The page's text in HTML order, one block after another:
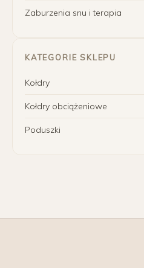
Zaburzenia snu i terapia
KATEGORIE SKLEPU
Kołdry
Kołdry obciążeniowe
Poduszki